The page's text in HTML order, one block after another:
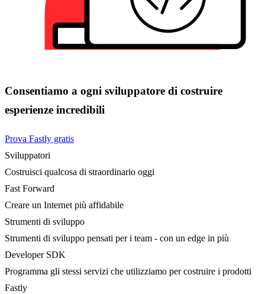
Consentiamo a ogni sviluppatore di costruire
esperienze incredibili
Prova Fastly gratis
Sviluppatori
Costruisci qualcosa di straordinario oggi
Fast Forward
Creare un Internet più affidabile
Strumenti di sviluppo
Strumenti di sviluppo pensati per i team - con un edge in più
Developer SDK
Programma gli stessi servizi che utilizziamo per costruire i prodotti
Fastly